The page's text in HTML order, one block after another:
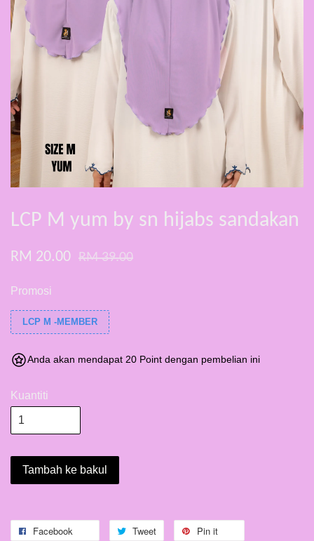
LCP M yum by sn hijabs sandakan
RM 20.00 RM 39.00
Promosi
LCP M -MEMBER
Anda akan mendapat 20 Point dengan pembelian ini
Kuantiti
Tambah ke bakul
Facebook Tweet Pin it